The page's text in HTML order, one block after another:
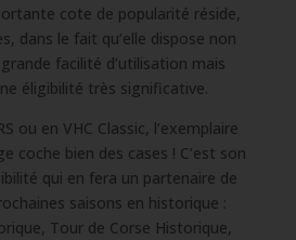
cote de popularité réside,
dans le fait qu’elle dispose non
facilité d’utilisation mais
éligibilité très significative.
ou en VHC Classic, l’exemplaire
coche bien des cases ! C’est son
qui en fera un partenaire de
saisons en historique :
Tour de Corse Historique,